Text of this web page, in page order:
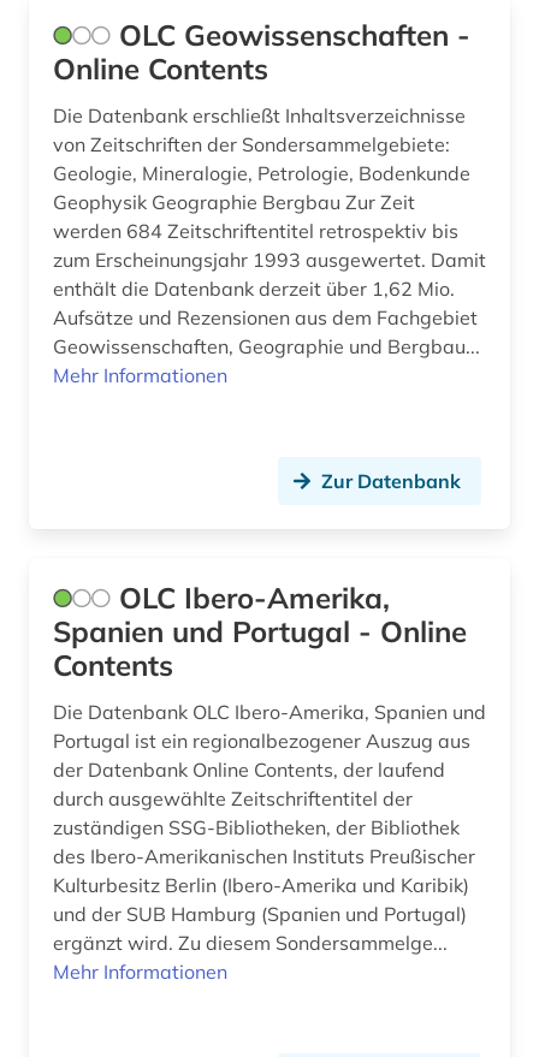
copyright (1)
dante (1)
dante alighieri (1)
darwin (1)
datensammlung (4)
demotisch (1)
deutsches sprachgebiet (5)
deutschland (6)
deutschsprachig (1)
didaktik (1)
digitale musikalien (1)
digitalisat (1)
digitalisierung (1)
OLC Geowissenschaften -
Online Contents
Die Datenbank erschließt Inhaltsverzeichnisse
von Zeitschriften der Sondersammelgebiete:
Geologie, Mineralogie, Petrologie, Bodenkunde
Geophysik Geographie Bergbau Zur Zeit
werden 684 Zeitschriftentitel retrospektiv bis
zum Erscheinungsjahr 1993 ausgewertet. Damit
enthält die Datenbank derzeit über 1,62 Mio.
Aufsätze und Rezensionen aus dem Fachgebiet
Geowissenschaften, Geographie und Bergbau...
Mehr Informationen
Zur Datenbank
OLC Ibero-Amerika,
Spanien und Portugal - Online
Contents
Die Datenbank OLC Ibero-Amerika, Spanien und
Portugal ist ein regionalbezogener Auszug aus
der Datenbank Online Contents, der laufend
durch ausgewählte Zeitschriftentitel der
zuständigen SSG-Bibliotheken, der Bibliothek
des Ibero-Amerikanischen Instituts Preußischer
Kulturbesitz Berlin (Ibero-Amerika und Karibik)
und der SUB Hamburg (Spanien und Portugal)
ergänzt wird. Zu diesem Sondersammelge...
Mehr Informationen